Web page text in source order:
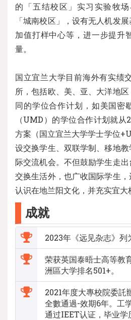
的「五结校区」实习实验牧
「城南校区」，设有无人机发
加值打样中心等，进一步提升
量。
国立宜兰大学目前海外有实绩
所，包括欧、美、亚、大洋地
同的学位合作计划，如美国密
（UMD）的学位合作计划就从
方案（国立宜兰大学学士学位
设交换学生、双联学制、移地
际交流机会。不但鼓励学生走
交换生活外，也广收国际学生，
认识在地兰阳文化，并充实宜大
成就
2023年《远见杂志》列
荣获英国泰晤士高等教
洲區大学排名501+。
2021年度大專校院委託
全數通過-效期6年。工
通过IEET认证，毕业学